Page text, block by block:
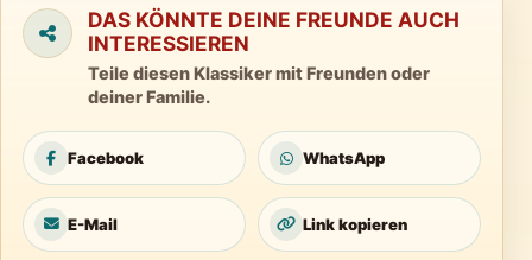
DAS KÖNNTE DEINE FREUNDE AUCH
INTERESSIEREN
Teile diesen Klassiker mit Freunden oder
deiner Familie.
Facebook WhatsApp
E-Mail Link kopieren